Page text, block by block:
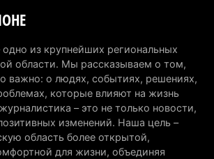
резко подорожал: в
228
мира приехали на
область
из крупнейших региональных
области. Мы рассказываем о том,
важно: о людях, событиях, решениях,
которые влияют на жизнь
– это не только новости,
изменений. Наша цель –
область более открытой,
для жизни, объединяя